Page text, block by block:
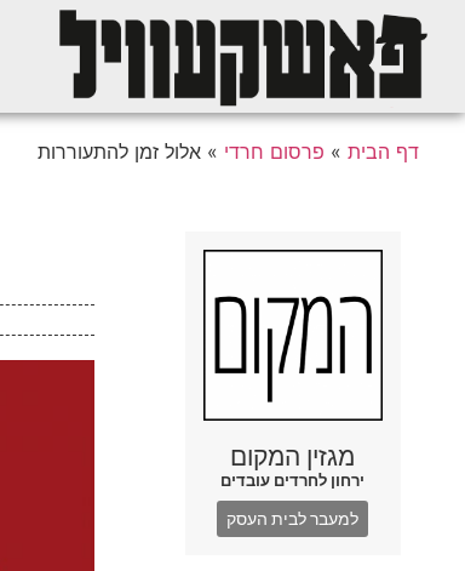
דף הבית » פרסום חרדי »אלול זמן להתעוררות
מגזין המקום
ירחון לחרדים עובדים
למעבר לבית העסק